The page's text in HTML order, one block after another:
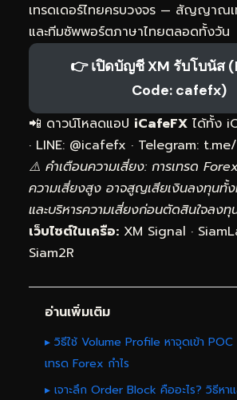
เทรดเดอร์ไทยครบวงจร — สัญญาณ
และทีมซัพพอร์ตภาษาไทยตลอดทั้งวัน
👉 เปิดบัญชี XM รับโบนัส
Code: cafefx)
📲 ดาวน์โหลดแอป iCafeFX ได้ทั้ง
· LINE: @icafefx · Telegram:
⚠️ คำเตือนความเสี่ยง: การเทรด
ความเสี่ยงสูง อาจสูญเสียเงินลงทุนทั้
และบริหารความเสี่ยงก่อนตัดสินใจลงทุ
เว็บไซต์ในเครือ: XM Signal ·
Siam2R
อ่านเพิ่มเติม
▸ วิธีใช้ Volume Profile หาจุดเข้า
เทรด Forex กำไร
▸ เจาะลึก Order Block คืออะไร? วิธีหา